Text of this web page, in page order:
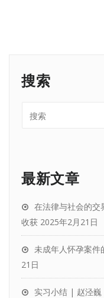
搜索
最新文章
在法律与社会的交
收获 2025年2月21日
未成年人怀孕案件
21日
实习小结 | 赵泾巍